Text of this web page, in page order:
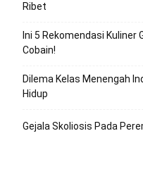
Ribet
Ini 5 Rekomendasi Kuliner
Cobain!
Dilema Kelas Menengah
Hidup
Gejala Skoliosis Pada